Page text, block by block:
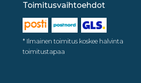
Toimitusvaihtoehdot
* Ilmainen toimitus koskee halvinta
toimitustapaa